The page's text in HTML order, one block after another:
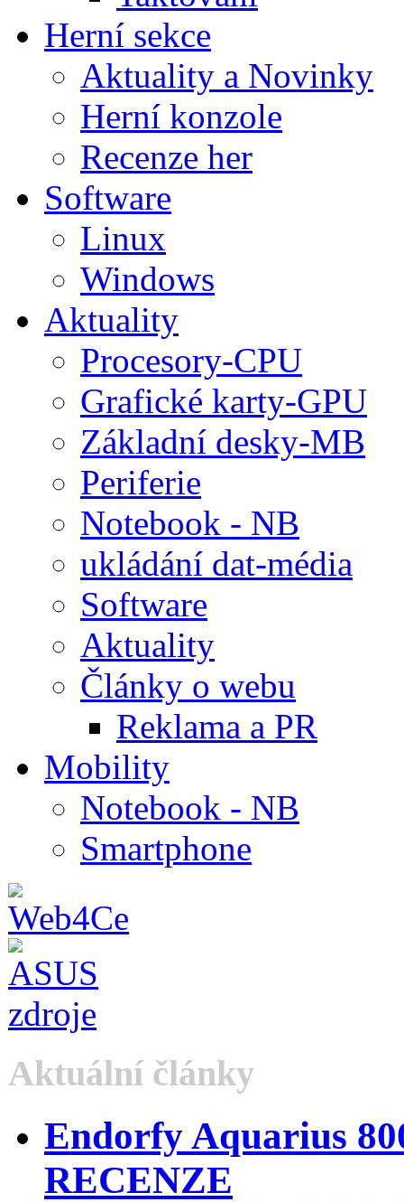
Herní sekce
Aktuality a Novinky
Herní konzole
Recenze her
Software
Linux
Windows
Aktuality
Procesory-CPU
Grafické karty-GPU
Základní desky-MB
Periferie
Notebook - NB
ukládání dat-média
Software
Aktuality
Články o webu
Reklama a PR
Mobility
Notebook - NB
Smartphone
Aktuální články
Endorfy Aquarius
RECENZE